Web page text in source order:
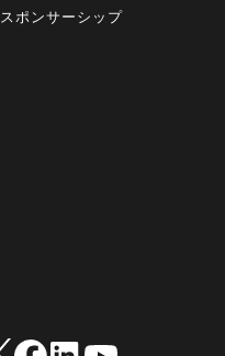
スポンサーシップ